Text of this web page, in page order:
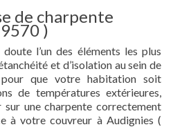
de charpente
)
l’un des éléments les plus
et d’isolation au sein de
que votre habitation soit
de températures extérieures,
une charpente correctement
à votre couvreur à Audignies (